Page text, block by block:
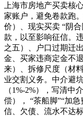
上海市房地产买卖核
家账户，避免卷款跑
价）、现实买卖 “阴
款，以至影响征信。
之五）、户口过期迁
金、买家违商定金不
来）、拆修尺度（材
业交割义务。中介避
（1%-2%），写清中
偿）， “茶船脚”“加
信、欠债、流水不达